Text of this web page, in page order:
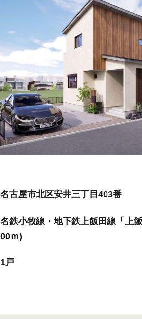
名古屋市北区安井三丁目403番
名鉄小牧線・地下鉄上飯田線「上
00ｍ)
1戸